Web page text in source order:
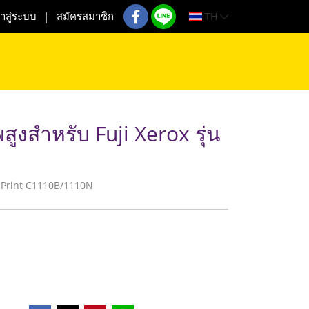
สู่ระบบ สมัครสมาชิก TH
งสำหรับ Fuji Xerox รุ่น
C1110B/1110N